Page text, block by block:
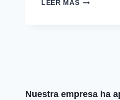
LEER MÁS
LA
Nuestra empresa ha